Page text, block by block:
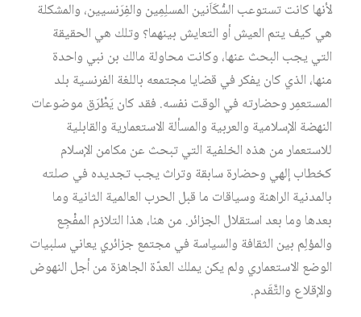
لأنها كانت تستوعب السُّكَاَنين المسلِمِين والفِرَنسيين، والمشكلة
هي كيف يتم العيش أو التعايش بينهما؟ وتلك هي الحقيقة
التي يجب البحث عنها، وكانت محاولة مالك بن نبي واحدة
منها، الذي كان يفكر في قضايا مجتمعه باللغة الفرنسية بلد
المستعمِر وحضارته في الوقت نفسه. فقد كان يَطْرَق موضوعات
النهضة الإسلامية والعربية والمسألة الاستعمارية والقابلية
للاستعمار من هذه الخلفية التي تبحث عن مكامن الإسلام
كخطاب إلهي وحضارة سابقة وتراث يجب تجديده في صلته
بالمدنية الراهنة وسياقات ما قبل الحرب العالمية الثانية وما
بعدها وما بعد استقلال الجزائر. من هنا، هذا التلازم المفْجِع
والمؤلِم بين الثقافة والسياسة في مجتمع جزائري يعاني سلبيات
الوضع الاستعماري ولم يكن يملك العدّة الجاهزة من أجل النهوض
والإقلاع والتَّقَدم.